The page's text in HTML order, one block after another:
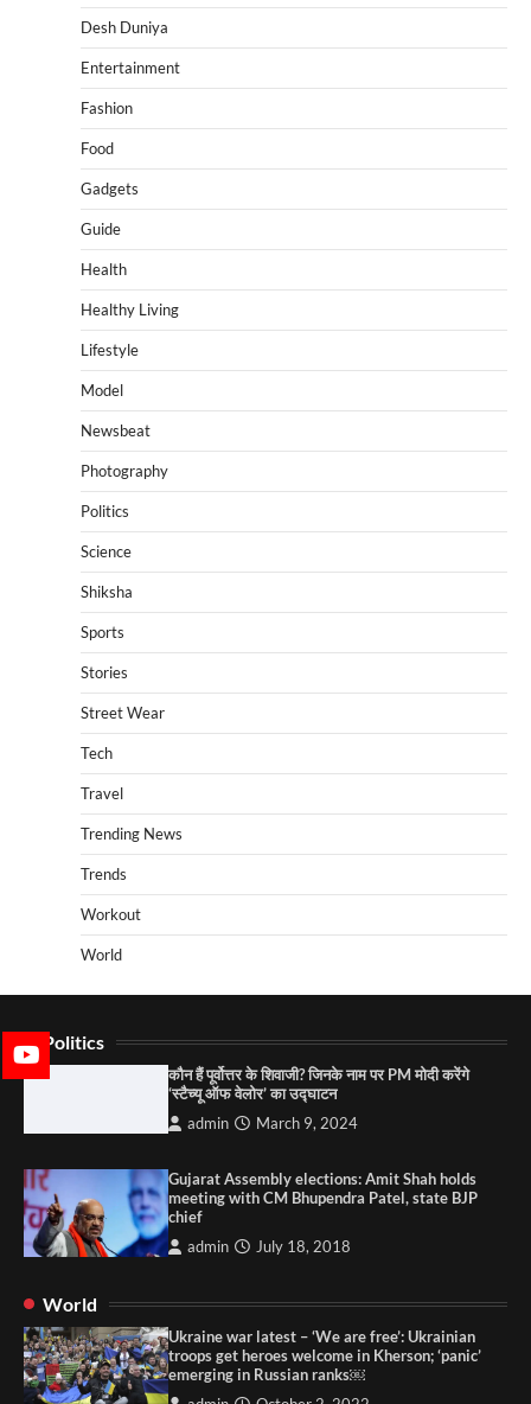
Desh Duniya
Entertainment
Fashion
Food
Gadgets
Guide
Health
Healthy Living
Lifestyle
Model
Newsbeat
Photography
Politics
Science
Shiksha
Sports
Stories
Street Wear
Tech
Travel
Trending News
Trends
Workout
World
Politics
कौन हैं पूर्वोत्तर के शिवाजी? जिनके नाम पर PM मोदी करेंगे
‘स्टैच्यू ऑफ वेलोर’ का उद्घाटन
admin March 9, 2024
Gujarat Assembly elections: Amit Shah holds
meeting with CM Bhupendra Patel, state BJP
chief
admin July 18, 2018
World
Ukraine war latest – ‘We are free’: Ukrainian
troops get heroes welcome in Kherson; ‘panic’
emerging in Russian ranks￼